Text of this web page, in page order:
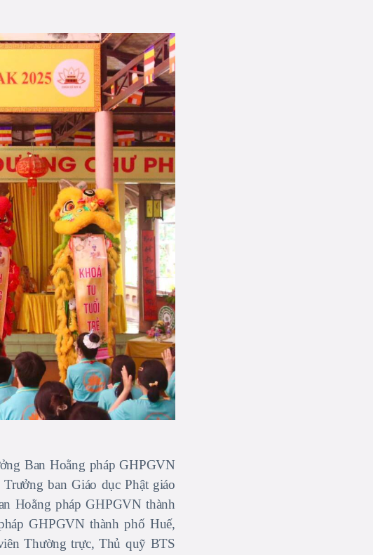
Ban Hoằng pháp GHPGVN
ban Giáo dục Phật giáo
Hoằng pháp GHPGVN thành
GHPGVN thành phố Huế,
Thường trực, Thủ quỹ BTS